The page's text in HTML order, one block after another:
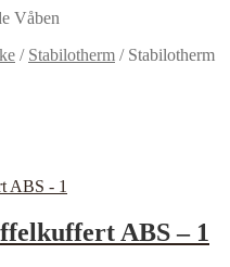
Våben
/ Stabilotherm / Stabilotherm
ABS – 1